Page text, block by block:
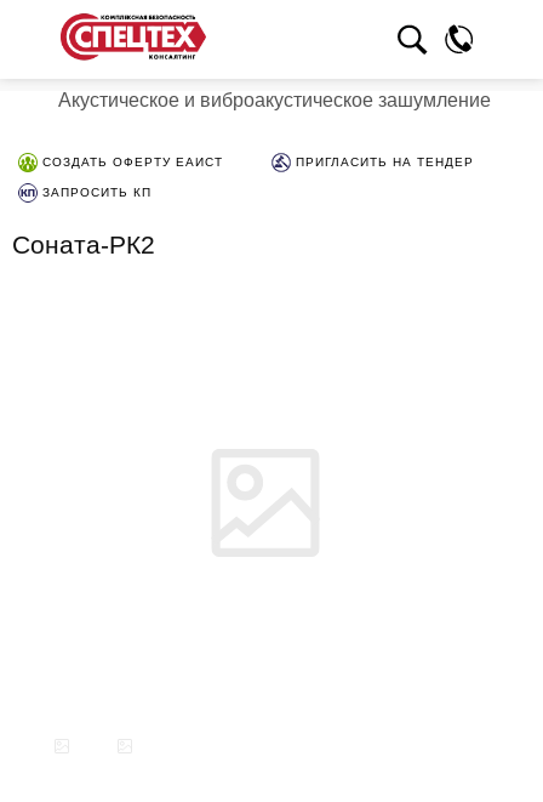
Акустическое и виброакустическое зашумление
СОЗДАТЬ ОФЕРТУ ЕАИСТ ПРИГЛАСИТЬ НА ТЕНДЕР
ЗАПРОСИТЬ КП
Соната-РК2